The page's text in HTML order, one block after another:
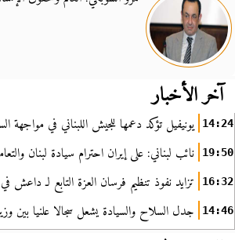
آخر الأخبار
14:24 يونيفيل تؤكد دعمها للجيش اللبناني في مواجهة
19:50 نائب لبناني: على إيران احترام سيادة لبنان
16:32 تزايد نفوذ تنظيم فرسان العزة التابع لـ
14:46 جدل السلاح والسيادة يشعل سجالا علنيا بين